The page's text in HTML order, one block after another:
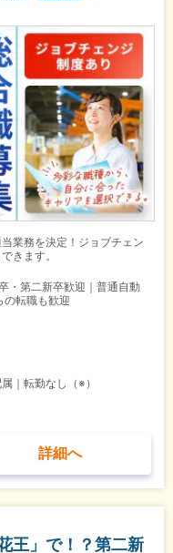
業務を決定！ジョブチェン
きます。
・第二新卒歓迎｜普通自動
の転職も歓迎
｜転勤なし（※）
詳細へ
王」で！？第二新